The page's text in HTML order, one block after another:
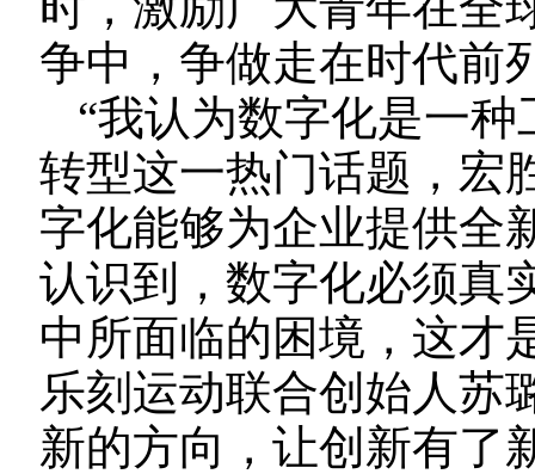
争中，争做走在时代前
“我认为数字化是一
转型这一热门话题，宏
字化能够为企业提供全
认识到，数字化必须真
中所面临的困境，这才
乐刻运动联合创始人苏
新的方向，让创新有了